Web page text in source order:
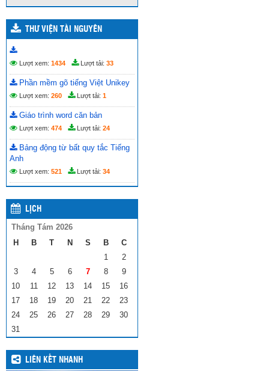
THƯ VIỆN TÀI NGUYÊN
Lượt xem: 1434 Lượt tải: 33
Phần mềm gõ tiếng Việt Unikey
Lượt xem: 260 Lượt tải: 1
Giáo trình word căn bản
Lượt xem: 474 Lượt tải: 24
Bảng động từ bất quy tắc Tiếng
Anh
Lượt xem: 521 Lượt tải: 34
LỊCH
Tháng Tám 2026
H
B T N S B
C
1
2
3
4 5 6 7 8
9
10
11 12 13 14 15
16
17
18 19 20 21 22
23
24
25 26 27 28 29
30
31
LIÊN KẾT NHANH